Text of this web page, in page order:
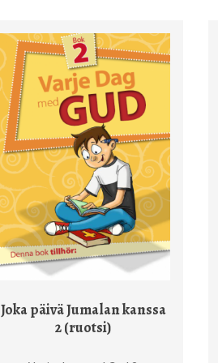
Joka päivä Jumalan kanssa
2 (ruotsi)